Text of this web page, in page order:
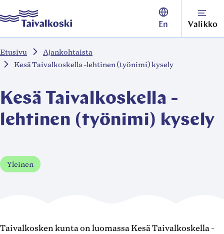
Siirry
suoraan
↓
Taivalkoski
En Valikko
Etusivu
Ajankohtaista
Kesä Taivalkoskella -lehtinen (työnimi) kysely
Kesä Taivalkoskella -
lehtinen (työnimi) kysely
Yleinen
Taivalkosken kunta on luomassa Kesä Taivalkoskella -